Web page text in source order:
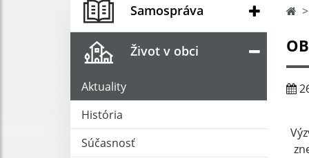
Samospráva
Život v obci
Aktuality
História
Súčasnosť